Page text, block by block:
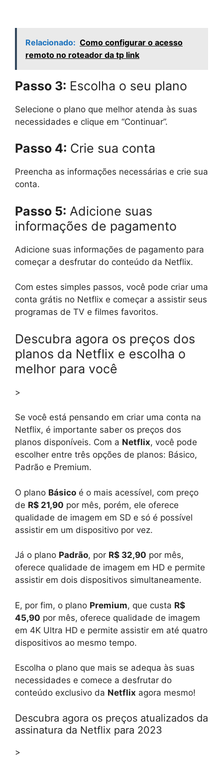
Relacionado: Como configurar o acesso
remoto no roteador da tp link
Passo 3: Escolha o seu plano
Selecione o plano que melhor atenda às suas
necessidades e clique em “Continuar”.
Passo 4: Crie sua conta
Preencha as informações necessárias e crie sua
conta.
Passo 5: Adicione suas
informações de pagamento
Adicione suas informações de pagamento para
começar a desfrutar do conteúdo da Netflix.
Com estes simples passos, você pode criar uma
conta grátis no Netflix e começar a assistir seus
programas de TV e filmes favoritos.
Descubra agora os preços dos
planos da Netflix e escolha o
melhor para você
>
Se você está pensando em criar uma conta na
Netflix, é importante saber os preços dos
planos disponíveis. Com a Netflix, você pode
escolher entre três opções de planos: Básico,
Padrão e Premium.
O plano Básico é o mais acessível, com preço
de R$ 21,90 por mês, porém, ele oferece
qualidade de imagem em SD e só é possível
assistir em um dispositivo por vez.
Já o plano Padrão, por R$ 32,90 por mês,
oferece qualidade de imagem em HD e permite
assistir em dois dispositivos simultaneamente.
E, por fim, o plano Premium, que custa R$
45,90 por mês, oferece qualidade de imagem
em 4K Ultra HD e permite assistir em até quatro
dispositivos ao mesmo tempo.
Escolha o plano que mais se adequa às suas
necessidades e comece a desfrutar do
conteúdo exclusivo da Netflix agora mesmo!
Descubra agora os preços atualizados da
assinatura da Netflix para 2023
>